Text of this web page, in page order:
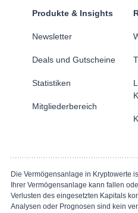
Produkte & Insights
Newsletter
Deals und Gutscheine
Statistiken
Mitgliederbereich
Die Vermögensanlage in Kryptowerte
Ihrer Vermögensanlage kann fallen
Verlusten des eingesetzten Kapitals
Analysen oder Prognosen sind kein